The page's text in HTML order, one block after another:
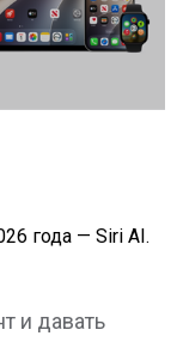
года — Siri AI.
и давать